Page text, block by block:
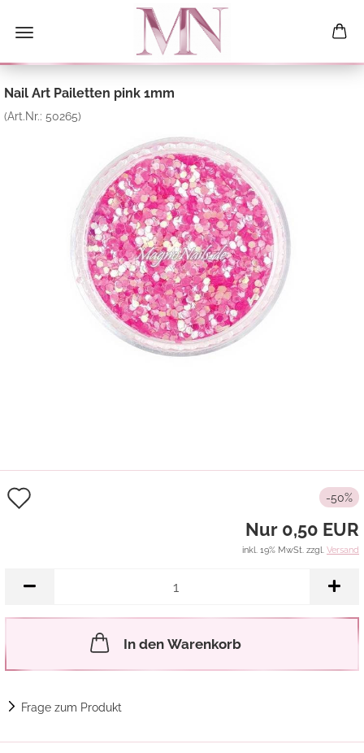
Nail Art Pailetten pink 1mm
(Art.Nr.: 50265)
-50%
Nur 0,50 EUR
inkl. 19% MwSt. zzgl. Versand
In den Warenkorb
Frage zum Produkt